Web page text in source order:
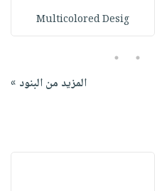
Multicolored Desig
4
5
المزيد من البنود »